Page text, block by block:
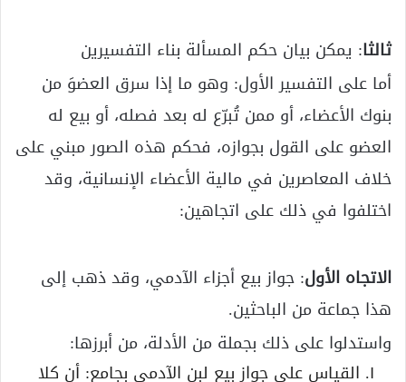
ثالثا: يمكن بيان حكم المسألة بناء التفسيرين
أما على التفسير الأول: وهو ما إذا سرق العضوَ من
بنوك الأعضاء، أو ممن تُبرّع له بعد فصله، أو بيع له
العضو على القول بجوازه، فحكم هذه الصور مبني على
خلاف المعاصرين في مالية الأعضاء الإنسانية، وقد
اختلفوا في ذلك على اتجاهين:
الاتجاه الأول: جواز بيع أجزاء الآدمي، وقد ذهب إلى
هذا جماعة من الباحثين.
واستدلوا على ذلك بجملة من الأدلة، من أبرزها:
القياس على جواز بيع لبن الآدمي بجامع: أن كلا